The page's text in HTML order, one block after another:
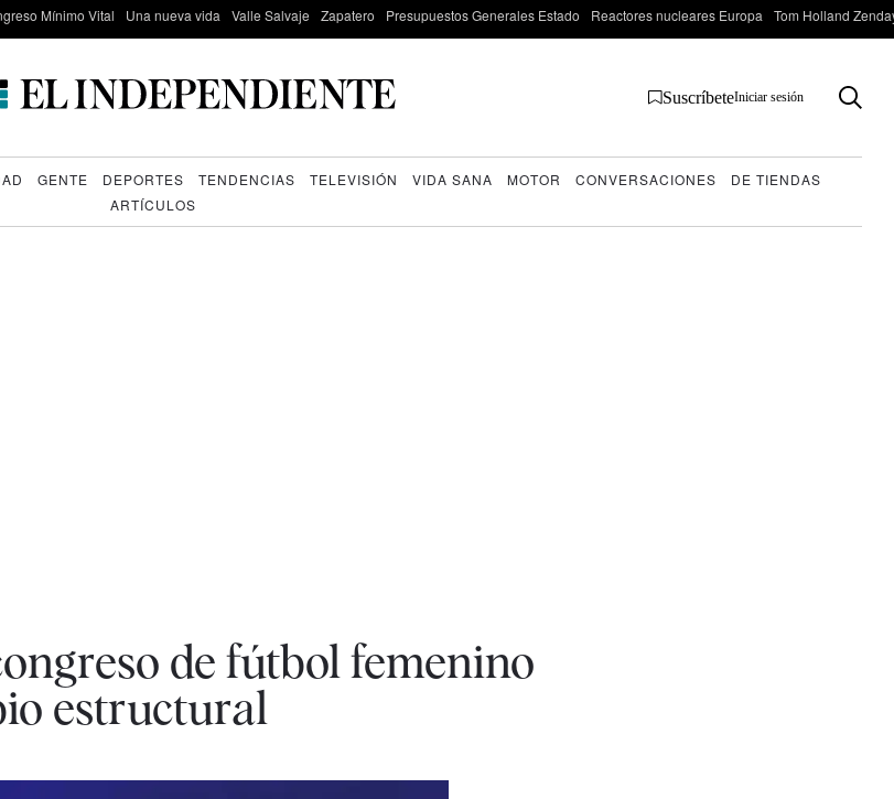
Mínimo Vital Una nueva vida Valle Salvaje Zapatero Presupuestos Generales Estado Reactores nucleares Europa Tom Holland
SuscríbeteIniciar sesión
GENTE DEPORTES TENDENCIAS TELEVISIÓN VIDA SANA MOTOR CONVERSACIONES
DE TIENDAS
ARTÍCULOS
de fútbol femenino
estructural